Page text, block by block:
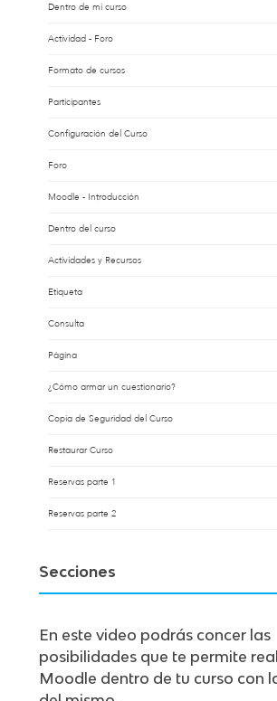
Dentro de mi curso
Actividad - Foro
Formato de cursos
Participantes
Configuración del Curso
Foro
Moodle - Introducción
Dentro del curso
Actividades y Recursos
Etiqueta
Consulta
Página
¿Cómo armar un cuestionario?
Copia de Seguridad del Curso
Restaurar Curso
Reservas parte 1
Reservas parte 2
Secciones
En este video podrás concer las
posibilidades que te permite
Moodle dentro de tu curso con